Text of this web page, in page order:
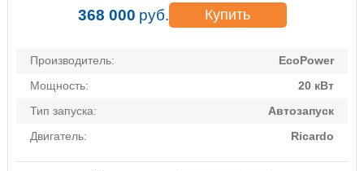
368 000 руб. Купить
Производитель:
EcoPower
Мощность:
20 кВт
Тип запуска:
Автозапуск
Двигатель:
Ricardo